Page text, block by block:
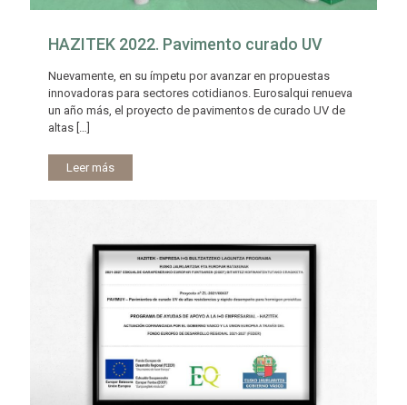
HAZITEK 2022. Pavimento curado UV
Nuevamente, en su ímpetu por avanzar en propuestas
innovadoras para sectores cotidianos. Eurosalqui renueva
un año más, el proyecto de pavimentos de curado UV de
altas […]
Leer más